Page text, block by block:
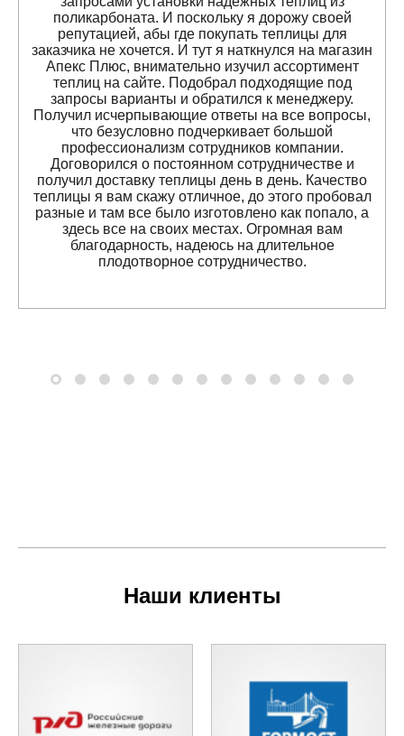
поликарбоната. И поскольку я дорожу своей
репутацией, абы где покупать теплицы для
заказчика не хочется. И тут я наткнулся на магазин
Апекс Плюс, внимательно изучил ассортимент
теплиц на сайте. Подобрал подходящие под
запросы варианты и обратился к менеджеру.
Получил исчерпывающие ответы на все вопросы,
что безусловно подчеркивает большой
профессионализм сотрудников компании.
Договорился о постоянном сотрудничестве и
получил доставку теплицы день в день. Качество
теплицы я вам скажу отличное, до этого пробовал
разные и там все было изготовлено как попало, а
здесь все на своих местах. Огромная вам
благодарность, надеюсь на длительное
плодотворное сотрудничество.
Наши клиенты